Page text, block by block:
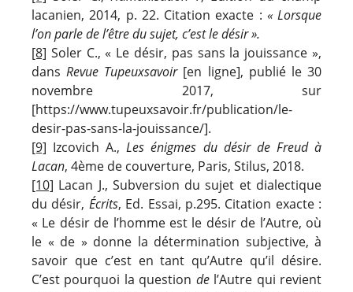
lacanien, 2014, p. 22. Citation exacte : « Lorsque
l’on parle de l’être du sujet, c’est le désir ».
[8] Soler C., « Le désir, pas sans la jouissance »,
dansRevue Tupeuxsavoir[en ligne], publié le 30
novembre 2017, sur
[https://www.tupeuxsavoir.fr/publication/le-
desir-pas-sans-la-jouissance/].
[9] Izcovich A.,Les énigmes du désir de Freud à
Lacan, 4ème de couverture, Paris, Stilus, 2018.
[10] Lacan J., Subversion du sujet et dialectique
du désir, Écrits, Ed. Essai, p.295. Citation exacte :
« Le désir de l’homme est le désir de l’Autre, où
le « de » donne la détermination subjective, à
savoir que c’est en tant qu’Autre qu’il désire.
C’est pourquoi la question del’Autre qui revient